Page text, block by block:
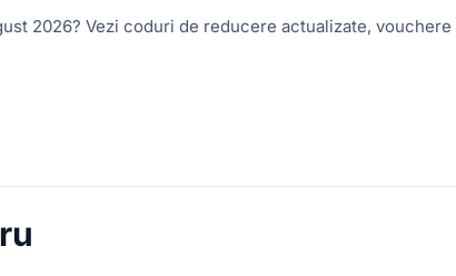
2026? Vezi coduri de reducere actualizate,